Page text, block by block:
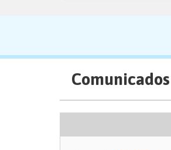
Comunicados